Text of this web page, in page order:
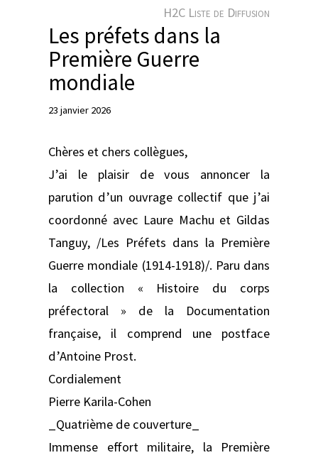
H2C Liste de Diffusion
Les préfets dans la
Première Guerre
mondiale
23 janvier 2026
Chères et chers collègues,
J’ai le plaisir de vous annoncer la
parution d’un ouvrage collectif que j’ai
coordonné avec Laure Machu et Gildas
Tanguy, /Les Préfets dans la Première
Guerre mondiale (1914-1918)/. Paru dans
la collection « Histoire du corps
préfectoral » de la Documentation
française, il comprend une postface
d’Antoine Prost.
Cordialement
Pierre Karila-Cohen
_Quatrième de couverture_
Immense effort militaire, la Première